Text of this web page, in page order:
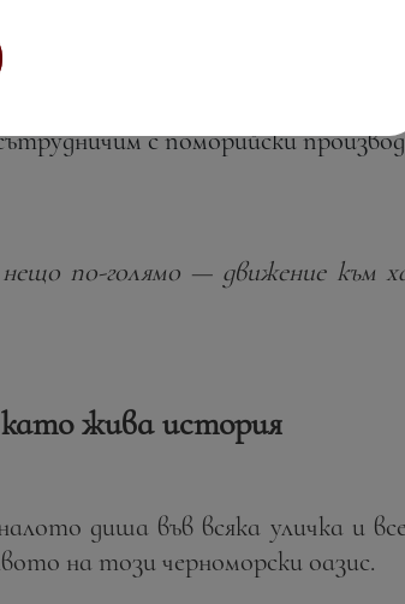
намалим въглеродния си
с поморийски
по-голямо — движение към
жива история
диша във всяка уличка и
на този черноморски оазис.